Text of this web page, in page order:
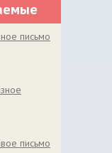
письмо
письмо